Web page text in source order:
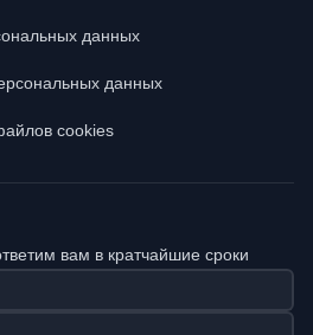
данных
данных
cookies
вам в кратчайшие сроки